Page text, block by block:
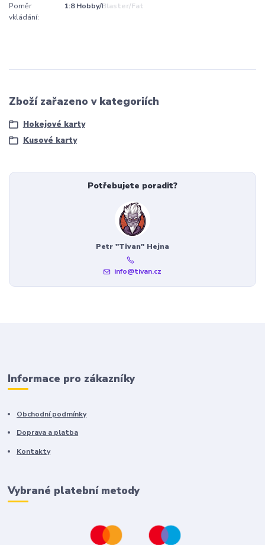
Poměr
vkládání:
1:8 Hobby/Blaster/Fat
Zboží zařazeno v kategoriích
Hokejové karty
Kusové karty
Potřebujete poradit?
Petr "Tivan" Hejna
info@tivan.cz
Informace pro zákazníky
Obchodní podmínky
Doprava a platba
Kontakty
Vybrané platební metody